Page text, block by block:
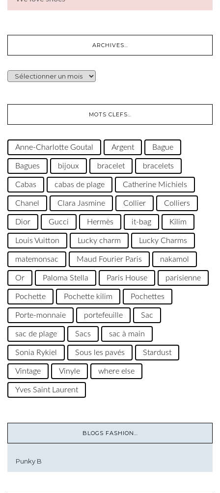
ARCHIVES…
ARCHIVES…
MOTS CLEFS…
Anne-Charlotte Goutal Argent Bague
Bagues bijoux bracelet bracelets
Cabas cabas de plage Catherine Michiels
Chanel Clara Jasmine Collier Colliers
Dior Gucci Hermès it-bag Kilim
Louis Vuitton Lucky charm Lucky Charms
matemonsac Maud Fourier Paris nakamol
Or Paloma Stella Paris House parisienne
Pochette Pochette kilim Pochettes
Porte-monnaie portefeuille Sac
sac de plage Sacs sac à main
Sonia Rykiel Sous les pavés Stardust
Vintage Vinyle where else
Yves Saint Laurent
BLOGS FASHION…
Punky B